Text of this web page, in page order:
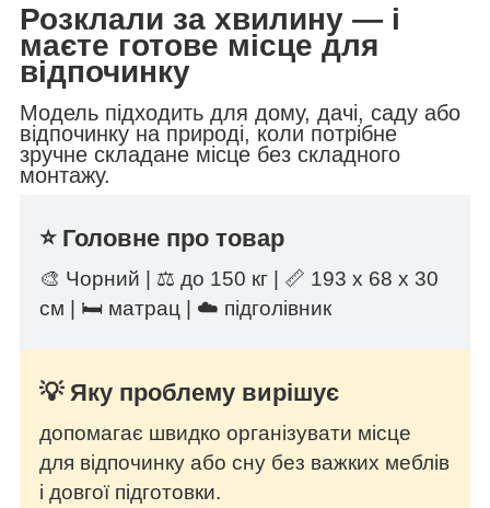
Розклали за хвилину — і
маєте готове місце для
відпочинку
Модель підходить для дому, дачі, саду або
відпочинку на природі, коли потрібне
зручне складане місце без складного
монтажу.
⭐ Головне про товар
🎨 Чорний | ⚖️ до 150 кг | 📏 193 х 68 х 30
см | 🛏️ матрац | ☁️ підголівник
💡 Яку проблему вирішує
допомагає швидко організувати місце
для відпочинку або сну без важких меблів
і довгої підготовки.